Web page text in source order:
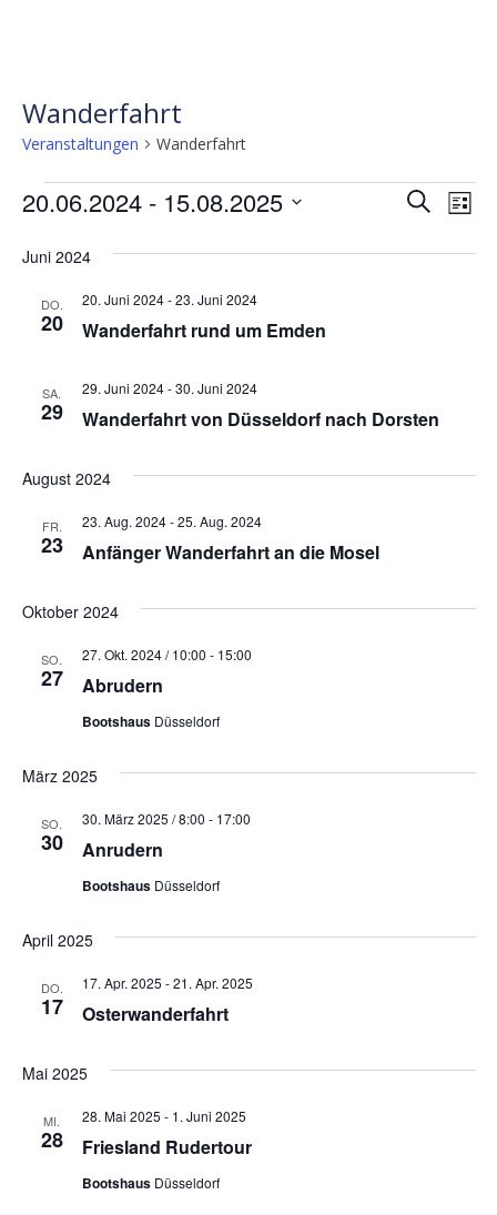
Wanderfahrt
Veranstaltungen Wanderfahrt
Veranstaltungen SucheListe
20.06.2024 - 15.08.2025
wählen.
Juni 2024
DO.
20 Wanderfahrt rund um Emden
20. Juni 2024-23. Juni 2024
SA.
29 Wanderfahrt von Düsseldorf nach Dorsten
29. Juni 2024-30. Juni 2024
August 2024
FR.
23 Anfänger Wanderfahrt an die Mosel
23. Aug. 2024-25. Aug. 2024
Oktober 2024
SO.
27 Abrudern
27. Okt. 2024 / 10:00 - 15:00
Bootshaus Düsseldorf
März 2025
SO.
30 Anrudern
30. März 2025 / 8:00 - 17:00
Bootshaus Düsseldorf
April 2025
DO.
17 Osterwanderfahrt
17. Apr. 2025 -21. Apr. 2025
Mai 2025
MI.
28 Friesland Rudertour
28. Mai 2025 - 1. Juni 2025
Bootshaus Düsseldorf